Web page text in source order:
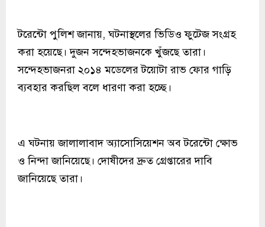
টরেন্টো পুলিশ জানায়, ঘটনাস্থলের ভিডিও ফুটেজ সংগ্রহ
করা হয়েছে। দুজন সন্দেহভাজনকে খুঁজছে তারা।
সন্দেহভাজনরা ২০১৪ মডেলের টয়োটা রাভ ফোর গাড়ি
ব্যবহার করছিল বলে ধারণা করা হচ্ছে।
এ ঘটনায় জালালাবাদ অ্যাসোসিয়েশন অব টরেন্টো ক্ষোভ
ও নিন্দা জানিয়েছে। দোষীদের দ্রুত গ্রেপ্তারের দাবি
জানিয়েছে তারা।